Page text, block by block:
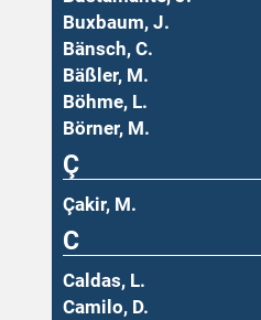
Buxbaum, J.
Bänsch, C.
Bäßler, M.
Böhme, L.
Börner, M.
Ç
Çakir, M.
C
Caldas, L.
Camilo, D.